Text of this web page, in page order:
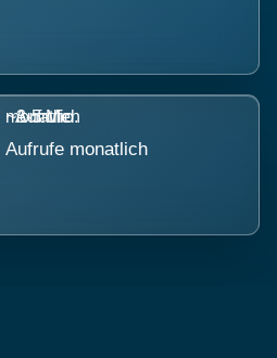
Aufrufe monatlich